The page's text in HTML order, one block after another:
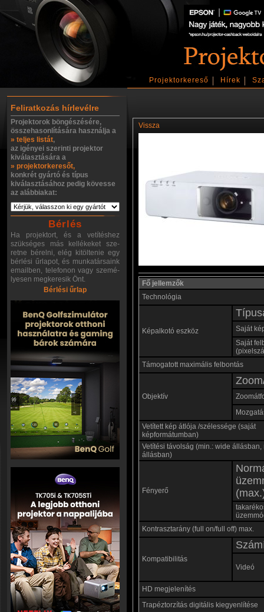
Projektorkereső Hírek
Feliratkozás hírlevélre
Projektorok böngészésére,
összehasonlítására használja a
» teljes listát,
az igényei szerinti projektor
kiválasztására a
» projektorkeresőt,
konkrét gyártó és típus
kiválasztásához pedig kövesse
az alábbiakat:
Bérlés
Ha projektort, és a vetítéshez
szükséges más kellékeket sze-
retne bérelni, elég kitöltenie egy
bérlési űrlapot, és munkatársaink
emailben, telefonon vagy szemé-
lyesen megkeresik Önt.
Bérlési űrlap
Vissza
Fő jellemzők
Technológia
Képalkotó eszköz
Saját
Saját
Támogatott maximális felbontás
Objektív
Vetített kép átlója /szélessége (saját
képformátumban)
Vetítési távolság (min.: wide állásban,
állásban)
Fényerő
Kontrasztarány (full on/full off) max.
Kompatibilitás
Videó
HD megjelenítés
Trapéztorzítás digitális kiegyenlítése